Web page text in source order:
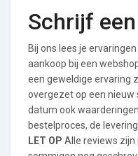
Schrijf
Bij ons lees je
aankoop bij een
een geweldige ervaring
overgezet op een nieuw
datum ook
bestelproces, de
LET OP Alle reviews zijn